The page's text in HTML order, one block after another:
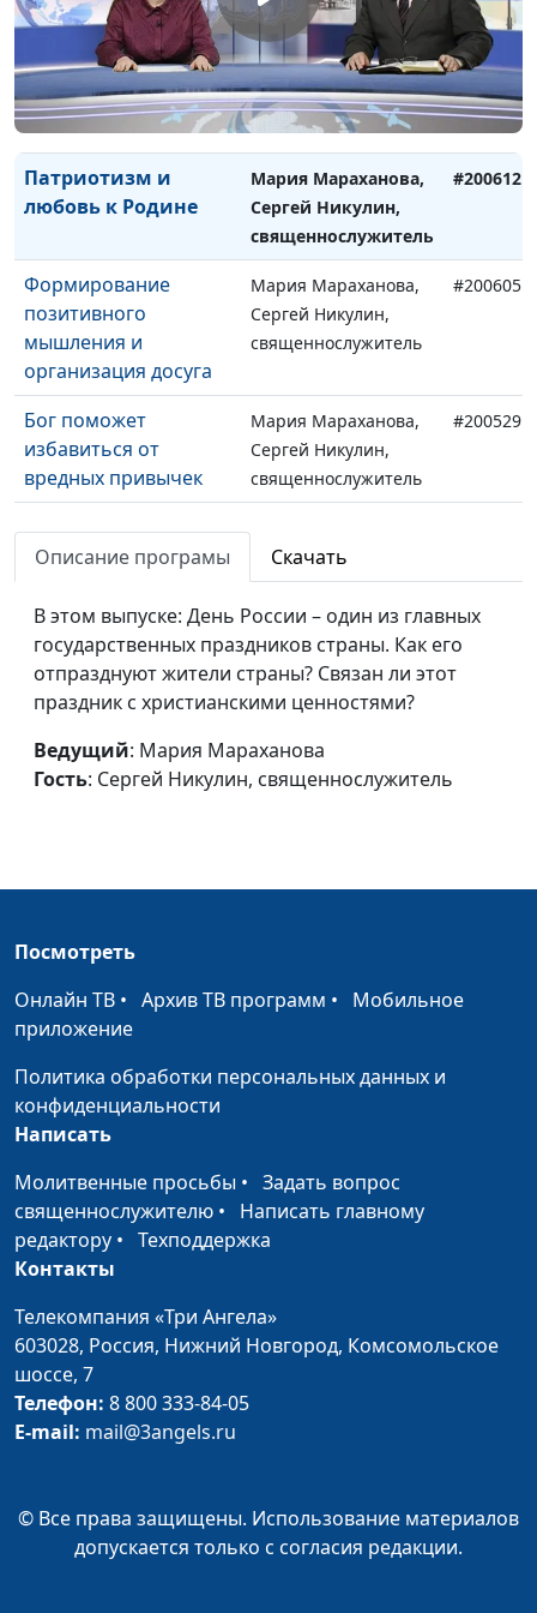
священнослужитель
День семьи, любви и
верности | Грани
событий
Мария Мараханова,
Сергей Никулин,
священнослужитель
#200703
Патриотизм и
любовь к Родине
Мария Мараханова,
Сергей Никулин,
священнослужитель
#200612
Формирование
позитивного
мышления и
организация досуга
Мария Мараханова,
Сергей Никулин,
священнослужитель
#200605
Бог поможет
избавиться от
вредных привычек
Мария Мараханова,
Сергей Никулин,
священнослужитель
#200529
75 лет Победе:
незабываемый
Сергей Никулин,
священнослужитель
Волонтерский проект
«Мы вместе»
Мария Мараханова,
Сергей Никулин,
священнослужитель
Волонтерская
деятельность в
священнослужитель
время для
построения
отношений
Сергей Никулин,
Всемирный день
здоровья
священнослужитель
День бездомного
человека в России
Мария Мараханова,
Сергей Никулин,
Пандемия
коронавируса:
мнения,
рекомендации,
духовный
Сергей Никулин,
Грани событий.
Информационно-
#1
Описание програмы Скачать
В этом выпуске: День России – один из главных
государственных праздников страны. Как его
отпразднуют жители страны? Связан ли этот
праздник с христианскими ценностями?
Ведущий: Мария Мараханова
Гость: Сергей Никулин, священнослужитель
Посмотреть
Онлайн ТВ • Архив ТВ программ • Мобильное
приложение
Политика обработки персональных данных и
конфиденциальности
Написать
Молитвенные просьбы • Задать вопрос
священнослужителю • Написать главному
редактору • Техподдержка
Контакты
Телекомпания «Три Ангела»
603028, Россия, Нижний Новгород, Комсомольское
шоссе, 7
Телефон: 8 800 333-84-05
E-mail: mail@3angels.ru
© Все права защищены. Использование материалов
допускается только с согласия редакции.